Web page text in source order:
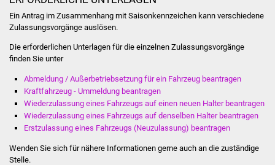
Volkshochschule
Lokale Agenda
Jugendhaus
Fachteam Jugend
Ein Antrag im Zusammenhang mit Saisonkennzeichen kann verschiedene
Zulassungsvorgänge auslösen.
Die erforderlichen Unterlagen für die einzelnen Zulassungsvorgänge
finden Sie unter
Abmeldung / Außerbetriebsetzung für ein Fahrzeug beantragen
Kraftfahrzeug - Ummeldung beantragen
Wiederzulassung eines Fahrzeugs auf einen neuen Halter beantragen
Wiederzulassung eines Fahrzeugs auf denselben Halter beantragen
Erstzulassung eines Fahrzeugs (Neuzulassung) beantragen
Wenden Sie sich für nähere Informationen gerne auch an die zuständige
Stelle.